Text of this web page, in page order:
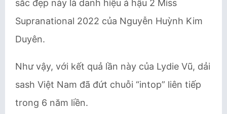
sắc đẹp này là danh hiệu á hậu 2 Miss
Supranational 2022 của Nguyễn Huỳnh Kim
Duyên.
Như vậy, với kết quả lần này của Lydie Vũ, dải
sash Việt Nam đã đứt chuỗi “intop” liên tiếp
trong 6 năm liền.